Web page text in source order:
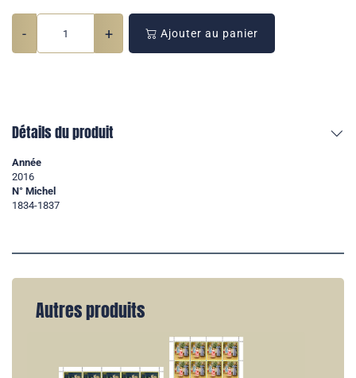
- + Ajouter au panier
Détails du produit
Année
2016
N° Michel
1834-1837
Autres produits